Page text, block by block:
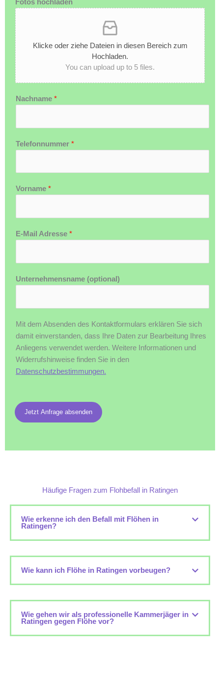
Fotos hochladen
Klicke oder ziehe Dateien in diesen Bereich zum
Hochladen.
You can upload up to 5 files.
Nachname *
Telefonnummer *
Vorname *
E-Mail Adresse *
Unternehmensname (optional)
Mit dem Absenden des Kontaktformulars erklären Sie sich
damit einverstanden, dass Ihre Daten zur Bearbeitung Ihres
Anliegens verwendet werden. Weitere Informationen und
Widerrufshinweise finden Sie in den
Datenschutzbestimmungen.
Jetzt Anfrage absenden
Häufige Fragen zum Flohbefall in Ratingen
Wie erkenne ich den Befall mit Flöhen in
Ratingen?
Wie kann ich Flöhe in Ratingen vorbeugen?
Wie gehen wir als professionelle Kammerjäger in
Ratingen gegen Flöhe vor?